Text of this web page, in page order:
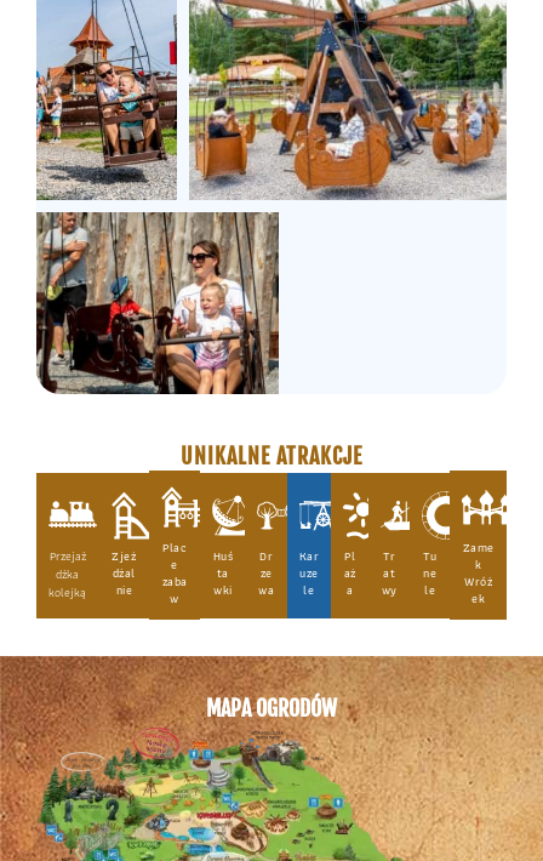
UNIKALNE ATRAKCJE
Przejaż
dżka
kolejką
Zjeż
dżal
nie
Plac
e
zaba
w
Huś
ta
wki
Dr
ze
wa
Kar
uze
le
Pl
aż
a
Tr
at
wy
Tu
ne
le
Zame
k
Wróż
ek
MAPA OGRODÓW